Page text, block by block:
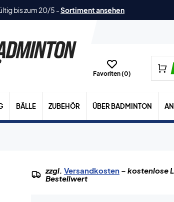
bis zum 20/5 -Sortiment ansehen
Favoriten (0)
BÄLLE ZUBEHÖR ÜBER BADMINTON
zzgl. Versandkosten– kostenlose
Bestellwert